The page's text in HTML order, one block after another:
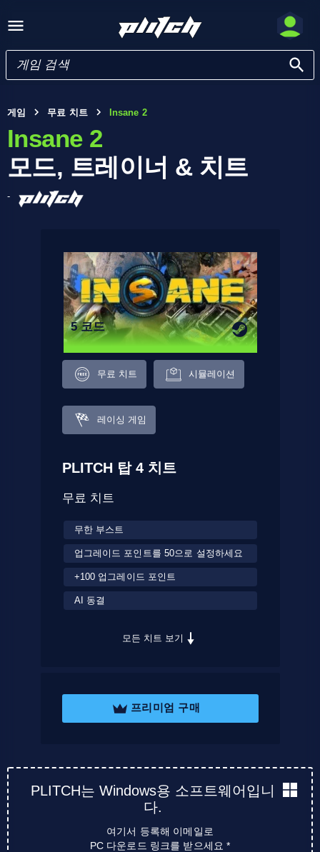
게임 무료 치트 Insane 2
Insane 2
모드, 트레이너 & 치트
-
5 코드
무료 치트 시뮬레이션
레이싱 게임
PLITCH 탑 4 치트
무료 치트
무한 부스트
업그레이드 포인트를 50으로 설정하세요
+100 업그레이드 포인트
AI 동결
모든 치트 보기
프리미엄 구매
PLITCH는 Windows용 소프트웨어입니
다.
여기서 등록해 이메일로
PC 다운로드 링크를 받으세요 *